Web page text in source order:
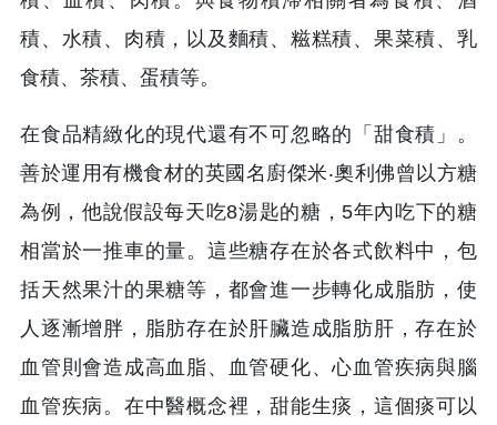
積、水積、肉積，以及麵積、糍糕積、果菜積、乳
食積、茶積、蛋積等。
在食品精緻化的現代還有不可忽略的「甜食積」。
善於運用有機食材的英國名廚傑米‧奧利佛曾以方糖
為例，他說假設每天吃8湯匙的糖，5年內吃下的糖
相當於一推車的量。這些糖存在於各式飲料中，包
括天然果汁的果糖等，都會進一步轉化成脂肪，使
人逐漸增胖，脂肪存在於肝臟造成脂肪肝，存在於
血管則會造成高血脂、血管硬化、心血管疾病與腦
血管疾病。在中醫概念裡，甜能生痰，這個痰可以